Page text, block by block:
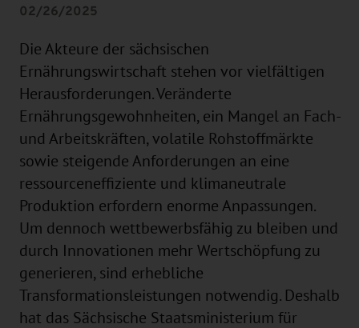
02/26/2025
Die Akteure der sächsischen
Ernährungswirtschaft stehen vor vielfältigen
Herausforderungen. Veränderte
Ernährungsgewohnheiten, ein Mangel an Fach-
und Arbeitskräften, volatile Rohstoffmärkte
sowie steigende Anforderungen an eine
ressourceneffiziente und klimaneutrale
Produktion erfordern enorme Anpassungen.
Um dennoch wettbewerbsfähig zu bleiben und
durch Innovationen mehr Wertschöpfung zu
generieren, sind erhebliche
Transformationsleistungen notwendig. Deshalb
hat das Sächsische Staatsministerium für